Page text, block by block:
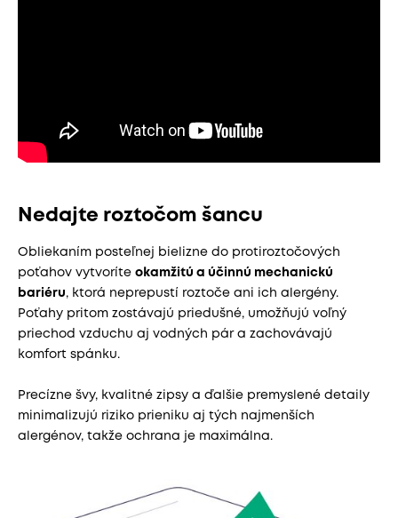
Nedajte roztočom šancu
Obliekaním posteľnej bielizne do protiroztočových
poťahov vytvoríte okamžitú a účinnú mechanickú
bariéru, ktorá neprepustí roztoče ani ich alergény.
Poťahy pritom zostávajú priedušné, umožňujú voľný
priechod vzduchu aj vodných pár a zachovávajú
komfort spánku.
Precízne švy, kvalitné zipsy a ďalšie premyslené detaily
minimalizujú riziko prieniku aj tých najmenších
alergénov, takže ochrana je maximálna.